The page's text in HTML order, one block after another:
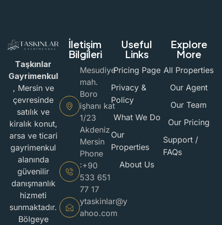
Taşkınlar
Gayrimenkul
, Mersin ve
çevresinde
satılık ve
kiralık konut,
arsa ve ticari
gayrimenkul
alanında
güvenilir
danışmanlık
hizmeti
sunmaktadır.
Bölgeye
İletişim
Bilgileri
Mesudiye
mah.
Boro
işhanı kat
1/23
Akdeniz
Mersin
Phone
:+90
533 651
77 17
ytaskinlar@y
ahoo.com
Useful
Links
Pricing Page
Privacy &
Policy
What We Do
Our
Properties
About Us
Explore
More
All Properties
Our Agent
Our Team
Our Pricing
Support /
FAQs